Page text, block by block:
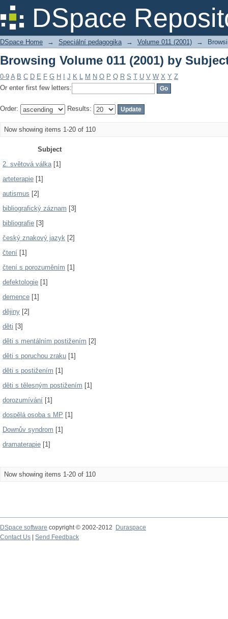
DSpace
Browsing Volume 011 (2001) by
DSpace Home → Speciální pedagogika → Volume 011 (2001) →
Browsing Volume 011 (2001) by
0-9 A B C D E F G H J K L M N O P Q R S T U V W X Y Z
Or enter first few letters:
Order: Results:
Now showing items 1-20 of 110
Subject
2. světová válka[1]
arteterapie [1]
autismus [2]
bibliografický záznam [3]
bibliografie [3]
český znakový jazyk [2]
čtení [1]
čtení s porozuměním [1]
defektologie [1]
demence [1]
dějiny [2]
děti [3]
děti s mentálním postižením [2]
děti s poruchou zraku [1]
děti s postižením [1]
děti s tělesným postižením [1]
dorozumívání [1]
dospělá osoba s MP [1]
Downův syndrom [1]
dramaterapie [1]
Now showing items 1-20 of 110
DSpace software copyright © 2002-2012
Duraspace
Contact Us
Send Feedback